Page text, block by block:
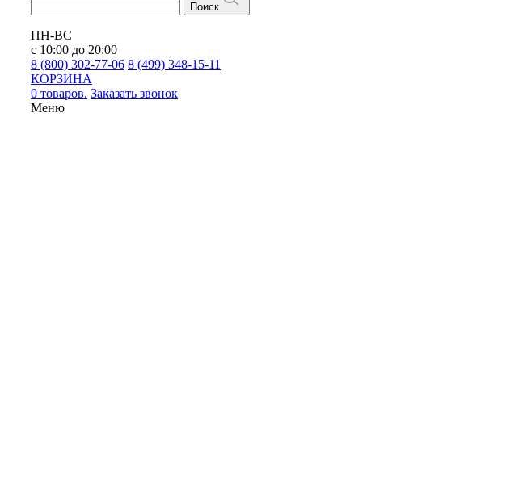
Поиск
ПН-ВС
с 10:00 до 20:00
8 (800) 302-77-06 8 (499) 348-15-11
КОРЗИНА
0 товаров. Заказать звонок
Меню